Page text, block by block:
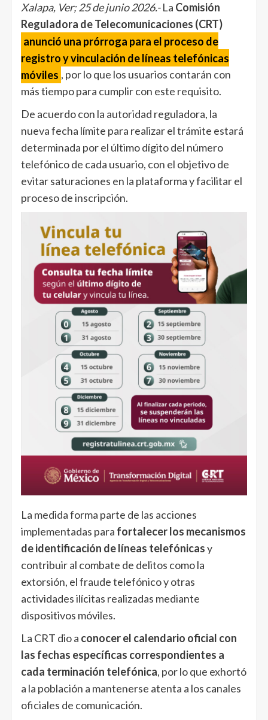
Xalapa, Ver; 25 de junio 2026.-La Comisión
Reguladora de Telecomunicaciones (CRT)
anunció una prórroga para el proceso de
registro y vinculación de líneas telefónicas
móviles , por lo que los usuarios contarán con
más tiempo para cumplir con este requisito.
De acuerdo con la autoridad reguladora, la
nueva fecha límite para realizar el trámite estará
determinada por el último dígito del número
telefónico de cada usuario, con el objetivo de
evitar saturaciones en la plataforma y facilitar el
proceso de inscripción.
La medida forma parte de las acciones
implementadas para fortalecer los mecanismos
de identificación de líneas telefónicasy
contribuir al combate de delitos como la
extorsión, el fraude telefónico y otras
actividades ilícitas realizadas mediante
dispositivos móviles.
La CRT dio a conocer el calendario oficial con
las fechas específicas correspondientes a
cada terminación telefónica, por lo que exhortó
a la población a mantenerse atenta a los canales
oficiales de comunicación.